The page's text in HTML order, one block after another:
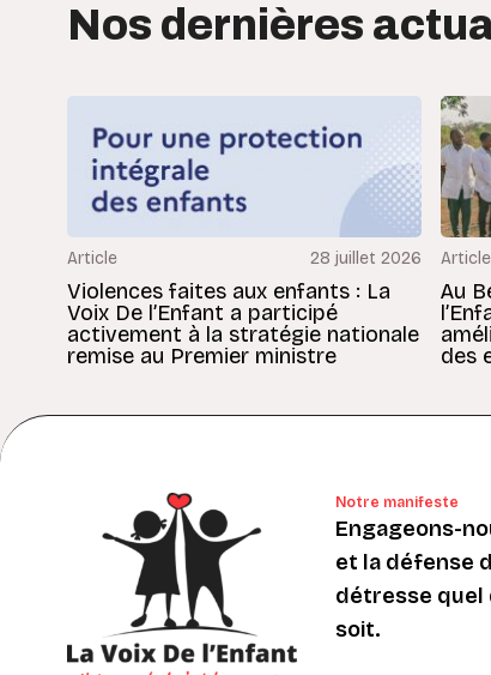
Nos dernières
Article 28 juillet 2026
Violences faites aux enfants : La
Voix De l’Enfant a participé
activement à la stratégie nationale
remise au Premier ministre
Article
Au
des
Notre manifeste
Engageons-
et la défense
détresse quel
soit.